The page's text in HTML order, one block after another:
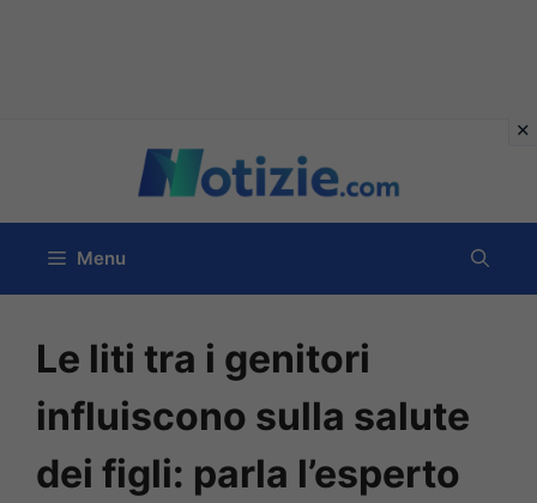
contenuto
Menu
Le liti tra i genitori
influiscono sulla salute
dei figli: parla l’esperto